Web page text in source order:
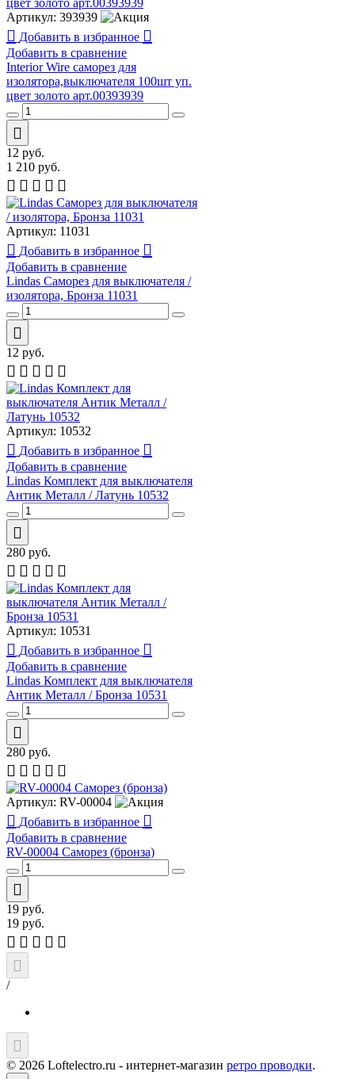
Артикул: 393939
Добавить в избранное
Добавить в сравнение
Interior Wire cаморез для
изолятора,выключателя 100шт уп.
цвет золото арт.00393939
12 руб.
1 210 руб.
Артикул: 11031
Добавить в избранное
Добавить в сравнение
Lindas Саморез для выключателя /
изолятора, Бронза 11031
12 руб.
Артикул: 10532
Добавить в избранное
Добавить в сравнение
Lindas Комплект для выключателя
Антик Металл / Латунь 10532
280 руб.
Артикул: 10531
Добавить в избранное
Добавить в сравнение
Lindas Комплект для выключателя
Антик Металл / Бронза 10531
280 руб.
Артикул: RV-00004
Добавить в избранное
Добавить в сравнение
RV-00004 Саморез (бронза)
19 руб.
19 руб.
/
© 2026 Loftelectro.ru - интернет-магазин ретро проводки.